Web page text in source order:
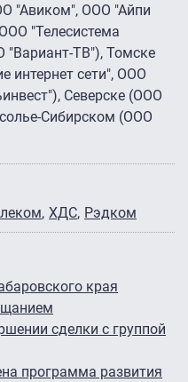
"Авиком", ООО "Айпи
"Телесистема
"Вариант-ТВ"), Томске
интернет сети", ООО
Северске (ООО
Сибирском (ООО
ХДС Рэдком
края
сделки с группой
программа развития